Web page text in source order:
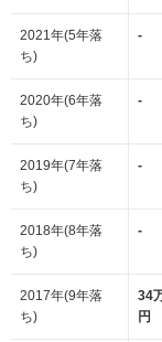
2021年(5年落
ち)
-
2020年(6年落
ち)
-
2019年(7年落
ち)
-
2018年(8年落
ち)
-
2017年(9年落
ち)
34
円